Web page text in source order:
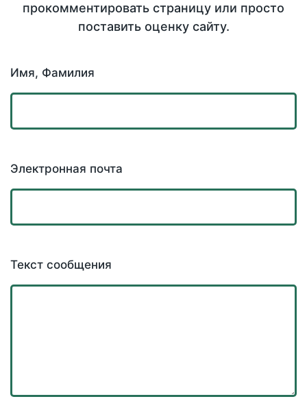
прокомментировать страницу или просто
поставить оценку сайту.
Имя, Фамилия
Электронная почта
Текст сообщения